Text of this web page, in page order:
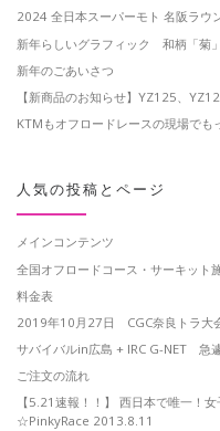
2024 全日本スーパーモト 名阪ラウ
新年らしいグラフィック 和柄「菊」
新年のごあいさつ
【新商品のお知らせ】YZ125、
KTMもオフロードレースの現場でも
人気の投稿とページ
メインコンテンツ
全国オフロードコース・サーキット
料金表
2019年10月27日 CGC奈良トラ大
サバイバルin広島 + IRC G-NET 急
ご注文の流れ
【5.21速報！！】 西日本で唯一！
☆PinkyRace 2013.8.11